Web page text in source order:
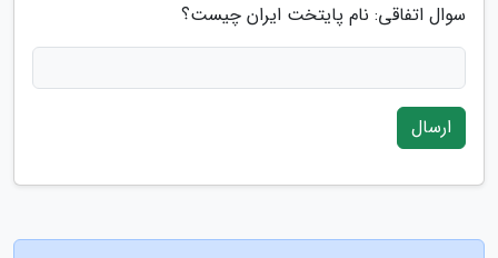
سوال اتفاقی: نام پایتخت ایران چیست؟
ارسال